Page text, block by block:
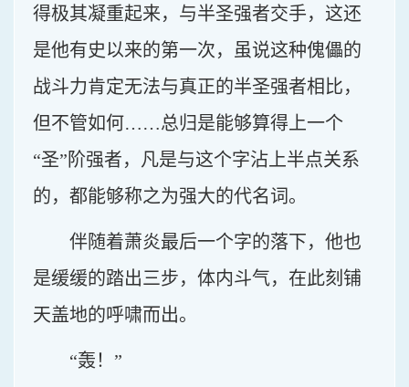
得极其凝重起来，与半圣强者交手，这还
是他有史以来的第一次，虽说这种傀儡的
战斗力肯定无法与真正的半圣强者相比，
但不管如何……总归是能够算得上一个
“圣”阶强者，凡是与这个字沾上半点关系
的，都能够称之为强大的代名词。
伴随着萧炎最后一个字的落下，他也
是缓缓的踏出三步，体内斗气，在此刻铺
天盖地的呼啸而出。
“轰！”